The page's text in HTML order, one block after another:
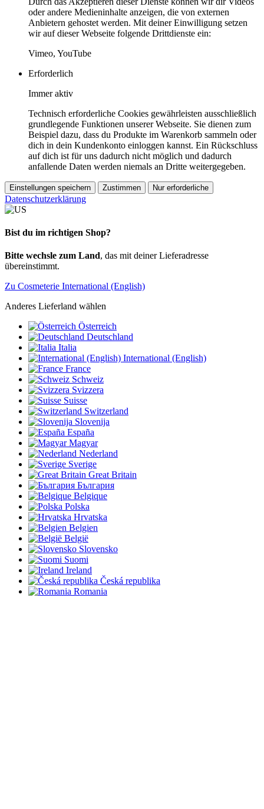
oder andere Medieninhalte anzeigen, die von externen
Anbietern gehostet werden. Mit deiner Einwilligung setzen
wir auf dieser Webseite folgende Drittdienste ein:
Vimeo, YouTube
Erforderlich
Immer aktiv
Technisch erforderliche Cookies gewährleisten ausschließlich
grundlegende Funktionen unserer Webseite. Sie dienen zum
Beispiel dazu, dass du Produkte im Warenkorb sammeln oder
dich in dein Kundenkonto einloggen kannst. Ein Rückschluss
auf dich ist für uns dadurch nicht möglich und dadurch
anfallende Daten werden niemals an Dritte weitergegeben.
Einstellungen speichern Zustimmen Nur erforderliche
Datenschutzerklärung
Bist du im richtigen Shop?
Bitte wechsle zum Land, das mit deiner Lieferadresse
übereinstimmt.
Zu Cosmeterie International (English)
Anderes Lieferland wählen
Österreich
Deutschland
Italia
International (English)
France
Schweiz
Svizzera
Suisse
Switzerland
Slovenija
España
Magyar
Nederland
Sverige
Great Britain
България
Belgique
Polska
Hrvatska
Belgien
België
Slovensko
Suomi
Ireland
Česká republika
Romania